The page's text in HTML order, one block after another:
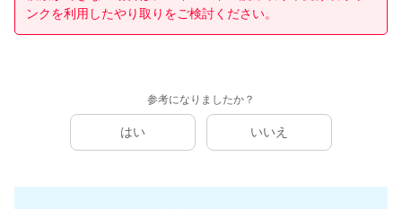
ンクを利用したやり取りをご検討ください。
参考になりましたか？
はい いいえ